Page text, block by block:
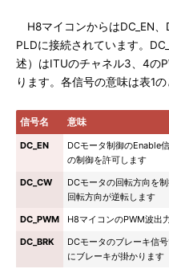
H8マイコンからはDC_EN、
PLDに接続されています。
述）はITUのチャネル3、4の
ります。各信号の意味は表1の
信号名 意味
DC_EN
DCモータ制御のEnable
の制御を許可します
DC_CW
DCモータの回転方向を
回転方向が逆転します
DC_PWM
H8マイコンのPWM波出
DC_BRK
DCモータのブレーキ信
にブレーキが掛かります